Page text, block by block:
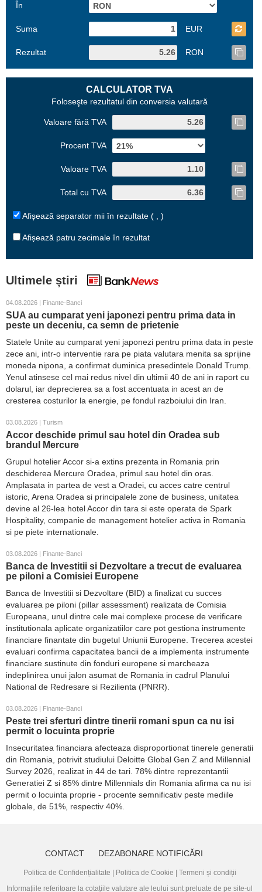
În
Suma EUR
Rezultat RON
CALCULATOR TVA
Foloseşte rezultatul din conversia valutară
Valoare fără TVA
Procent TVA
Valoare TVA
Total cu TVA
Afișează separator mii în rezultate ( , )
Afișează patru zecimale în rezultat
Ultimele știri
04.08.2026 | Finante-Banci
SUA au cumparat yeni japonezi pentru prima data in
peste un deceniu, ca semn de prietenie
Statele Unite au cumparat yeni japonezi pentru prima data in peste
zece ani, intr-o interventie rara pe piata valutara menita sa sprijine
moneda nipona, a confirmat duminica presedintele Donald Trump.
Yenul atinsese cel mai redus nivel din ultimii 40 de ani in raport cu
dolarul, iar deprecierea sa a fost accentuata in acest an de
cresterea costurilor la energie, pe fondul razboiului din Iran.
03.08.2026 | Turism
Accor deschide primul sau hotel din Oradea sub
brandul Mercure
Grupul hotelier Accor si-a extins prezenta in Romania prin
deschiderea Mercure Oradea, primul sau hotel din oras.
Amplasata in partea de vest a Oradei, cu acces catre centrul
istoric, Arena Oradea si principalele zone de business, unitatea
devine al 26-lea hotel Accor din tara si este operata de Spark
Hospitality, companie de management hotelier activa in Romania
si pe piete internationale.
03.08.2026 | Finante-Banci
Banca de Investitii si Dezvoltare a trecut de evaluarea
pe piloni a Comisiei Europene
Banca de Investitii si Dezvoltare (BID) a finalizat cu succes
evaluarea pe piloni (pillar assessment) realizata de Comisia
Europeana, unul dintre cele mai complexe procese de verificare
institutionala aplicate organizatiilor care pot gestiona instrumente
financiare finantate din bugetul Uniunii Europene. Trecerea acestei
evaluari confirma capacitatea bancii de a implementa instrumente
financiare sustinute din fonduri europene si marcheaza
indeplinirea unui jalon asumat de Romania in cadrul Planului
National de Redresare si Rezilienta (PNRR).
03.08.2026 | Finante-Banci
Peste trei sferturi dintre tinerii romani spun ca nu isi
permit o locuinta proprie
Insecuritatea financiara afecteaza disproportionat tinerele generatii
din Romania, potrivit studiului Deloitte Global Gen Z and Millennial
Survey 2026, realizat in 44 de tari. 78% dintre reprezentantii
Generatiei Z si 85% dintre Millennials din Romania afirma ca nu isi
permit o locuinta proprie - procente semnificativ peste mediile
globale, de 51%, respectiv 40%.
CONTACT DEZABONARE NOTIFICĂRI
Politica de Confidențialitate Politica de Cookie
Termeni și condiții
Informațiile referitoare la cotațiile valutare ale leului sunt preluate de pe site-ul